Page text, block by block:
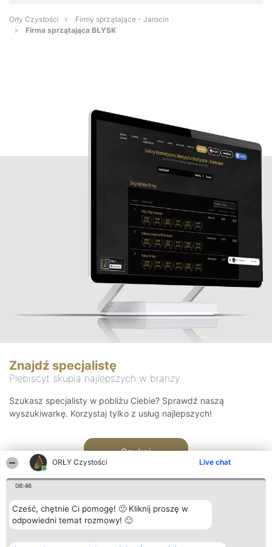
ORŁY Czystości Live chat
08:46
Cześć, chętnie Ci pomogę! 🙂 Kliknij proszę w
odpowiedni temat rozmowy! 🙂
Orły Czystości
Firmy sprzątające - Jarocin
Firma sprzątająca BŁYSK
Znajdź specjalistę
Plebiscyt skupia najlepszych w branży
Szukasz specjalisty w pobliżu Ciebie? Sprawdź naszą
wyszukiwarkę. Korzystaj tylko z usług najlepszych!
Szukaj
Organizator plebiscytu Plebiscyt Kontakt